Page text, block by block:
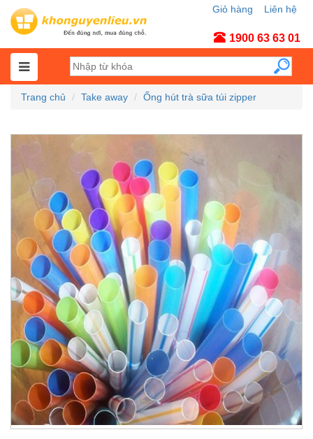
Liên hệ
Giỏ hàng
1900 63 63 01
Trang chủ Take away Ống hút trà sữa túi zipper